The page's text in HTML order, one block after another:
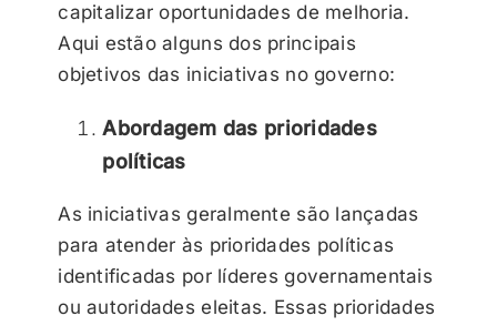
capitalizar oportunidades de melhoria.
Aqui estão alguns dos principais
objetivos das iniciativas no governo:
Abordagem das prioridades
políticas
As iniciativas geralmente são lançadas
para atender às prioridades políticas
identificadas por líderes governamentais
ou autoridades eleitas. Essas prioridades